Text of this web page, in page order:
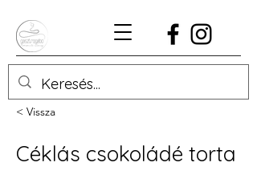
< Vissza
Céklás csokoládé torta